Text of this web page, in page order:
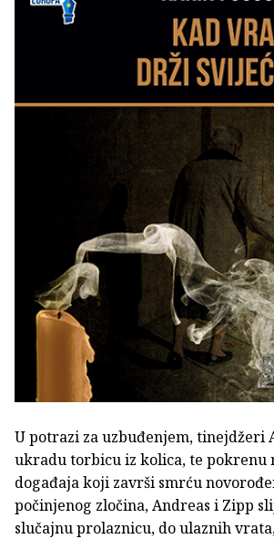
U potrazi za uzbuđenjem, tinejdžeri
ukradu torbicu iz kolica, te pokrenu
događaja koji završi smrću
počinjenog zločina, Andreas i Zipp
slučajnu prolaznicu, do ulaznih